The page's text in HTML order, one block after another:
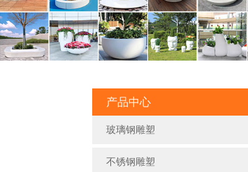
产品中心
玻璃钢雕塑
不锈钢雕塑